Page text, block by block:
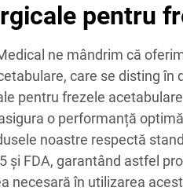
pentru
ne mândrim că
care se disting
pentru frezele
o performanță
noastre respectă
și FDA, garantând astfel
necesară în utilizarea